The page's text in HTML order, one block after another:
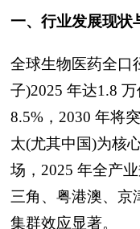
一、行业发展现状
全球生物医药全口
子)2025 年达1.8
8.5%，2030 年将
太(尤其中国)为核
场，2025 年全产
三角、粤港澳、京
集群效应显著。